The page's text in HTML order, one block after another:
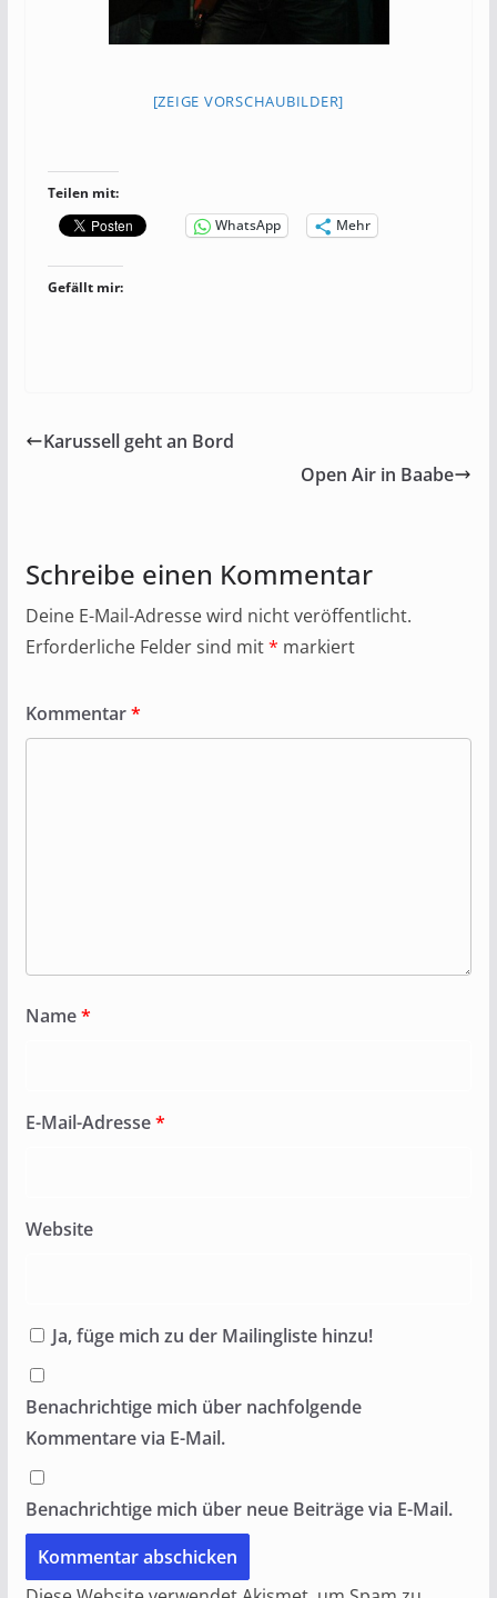
[ZEIGE VORSCHAUBILDER]
Teilen mit:
WhatsApp
Mehr
Gefällt mir:
Karussell geht an Bord
Open Air in Baabe
Schreibe einen Kommentar
Deine E-Mail-Adresse wird nicht veröffentlicht.
Erforderliche Felder sind mit* markiert
Kommentar*
Name*
E-Mail-Adresse*
Website
Ja, füge mich zu der Mailingliste hinzu!
Benachrichtige mich über nachfolgende
Kommentare via E-Mail.
Benachrichtige mich über neue Beiträge via E-Mail.